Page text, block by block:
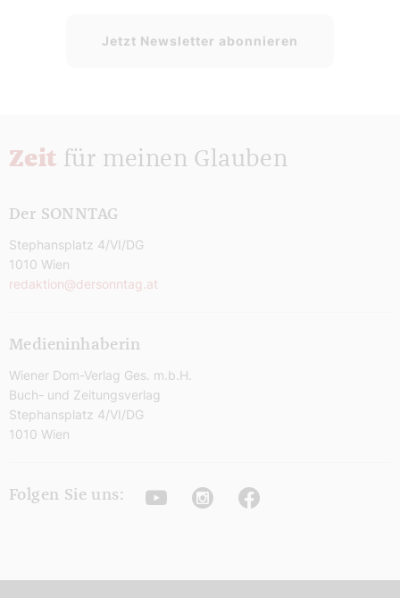
Jetzt Newsletter abonnieren
Zeit für meinen Glauben
Der SONNTAG
Stephansplatz 4/VI/DG
1010 Wien
redaktion@dersonntag.at
Medieninhaberin
Wiener Dom-Verlag Ges. m.b.H.
Buch- und Zeitungsverlag
Stephansplatz 4/VI/DG
1010 Wien
Folgen Sie uns: YoutubeInstagramFacebook